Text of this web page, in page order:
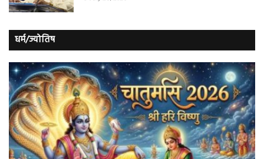
धर्म/ज्योतिष